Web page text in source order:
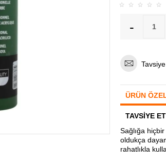
ÜRÜN
TAVSIYE ET
Sağlığa
oldukça
rahatlıkla